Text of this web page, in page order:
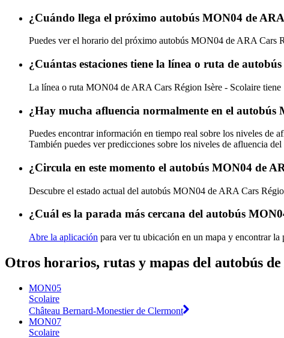
¿Cuándo llega el próximo autobús MON04 de
Puedes ver el horario del próximo autobús MON04 de ARA Cars
¿Cuántas estaciones tiene la línea o ruta de
La línea o ruta MON04 de ARA Cars Région Isère - Scolaire tiene
¿Hay mucha afluencia normalmente en el autobús
Puedes encontrar información en tiempo real sobre los niveles
También puedes ver predicciones sobre los niveles de afluencia
¿Circula en este momento el autobús MON04 de
Descubre el estado actual del autobús MON04 de ARA Cars
¿Cuál es la parada más cercana del autobús
Abre la aplicación para ver tu ubicación en un mapa y encontrar
Otros horarios, rutas y mapas del autobús
MON05
Scolaire
Château Bernard-Monestier de Clermont
MON07
Scolaire